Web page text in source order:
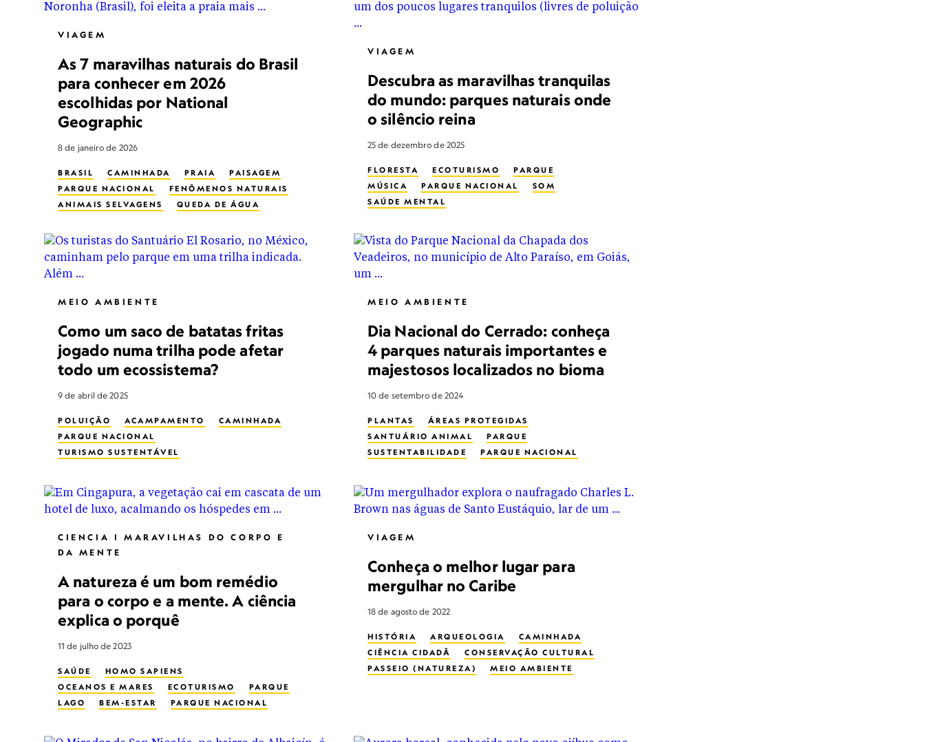
VIAGEM
As 7 maravilhas naturais do Brasil
para conhecer em 2026
escolhidas por National
Geographic
8 de janeiro de 2026
BRASIL CAMINHADA PRAIA
PAISAGEM
PARQUE NACIONAL
FENÔMENOS NATURAIS
ANIMAIS SELVAGENS
QUEDA DE ÁGUA
VIAGEM
Descubra as maravilhas tranquilas
do mundo: parques naturais onde
o silêncio reina
25 de dezembro de 2025
FLORESTA ECOTURISMO
PARQUE
MÚSICA
PARQUE NACIONAL
SOM
SAÚDE MENTAL
MEIO AMBIENTE
Como um saco de batatas fritas
jogado numa trilha pode afetar
todo um ecossistema?
9 de abril de 2025
POLUIÇÃO ACAMPAMENTO
CAMINHADA
PARQUE NACIONAL
TURISMO SUSTENTÁVEL
MEIO AMBIENTE
Dia Nacional do Cerrado: conheça
4 parques naturais importantes e
majestosos localizados no bioma
10 de setembro de 2024
PLANTAS
ÁREAS PROTEGIDAS
SANTUÁRIO ANIMAL
PARQUE
SUSTENTABILIDADE
PARQUE NACIONAL
CIENCIA | MARAVILHAS DO CORPO E
DA MENTE
A natureza é um bom remédio
para o corpo e a mente. A ciência
explica o porquê
11 de julho de 2023
SAÚDE
HOMO SAPIENS
OCEANOS E MARES
ECOTURISMO
PARQUE
LAGO
BEM-ESTAR
PARQUE NACIONAL
VIAGEM
Conheça o melhor lugar para
mergulhar no Caribe
18 de agosto de 2022
HISTÓRIA ARQUEOLOGIA
CAMINHADA
CIÊNCIA CIDADÃ
CONSERVAÇÃO CULTURAL
PASSEIO (NATUREZA)
MEIO AMBIENTE